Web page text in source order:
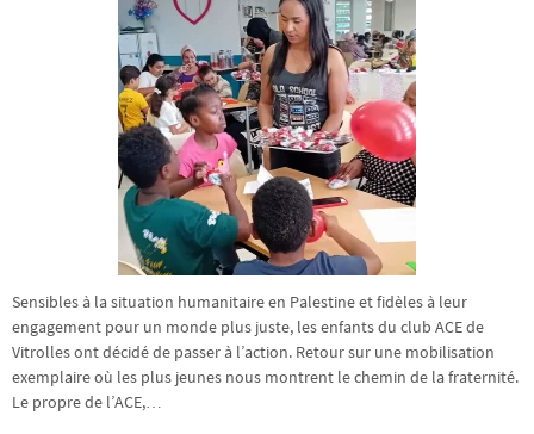
Sensibles à la situation humanitaire en Palestine et fidèles à leur
engagement pour un monde plus juste, les enfants du club ACE de
Vitrolles ont décidé de passer à l’action. Retour sur une mobilisation
exemplaire où les plus jeunes nous montrent le chemin de la fraternité.
Le propre de l’ACE,…